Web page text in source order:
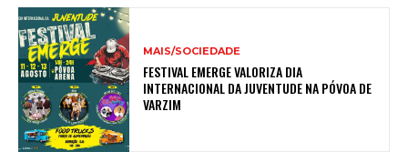
MAIS/SOCIEDADE
FESTIVAL EMERGE VALORIZA DIA
INTERNACIONAL DA JUVENTUDE NA PÓVOA DE
VARZIM